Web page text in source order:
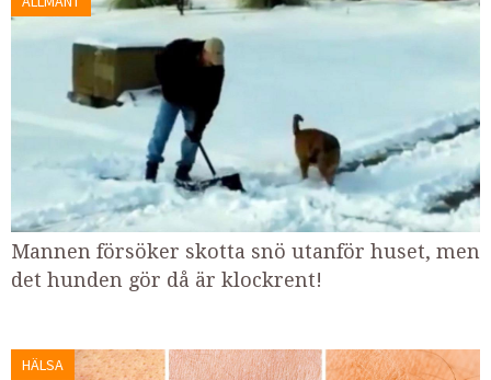
Mannen försöker skotta snö utanför huset, men
det hunden gör då är klockrent!
HÄLSA